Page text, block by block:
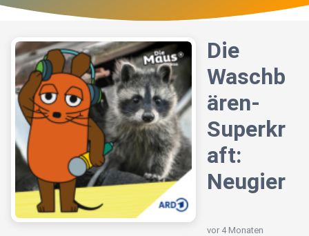
Die
Waschb
ären-
Superkr
aft:
Neugier
vor 4 Monaten